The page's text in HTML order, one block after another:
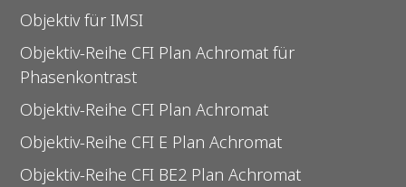
Objektiv für IMSI
Objektiv-Reihe CFI Plan Achromat für
Phasenkontrast
Objektiv-Reihe CFI Plan Achromat
Objektiv-Reihe CFI E Plan Achromat
Objektiv-Reihe CFI BE2 Plan Achromat